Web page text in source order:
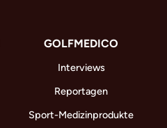
GOLFMEDICO
Interviews
Reportagen
Sport-Medizinprodukte